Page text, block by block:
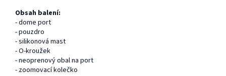
Obsah balení:
- dome port
- pouzdro
- silikonová mast
- O-kroužek
- neoprenový obal na port
- zoomovací kolečko